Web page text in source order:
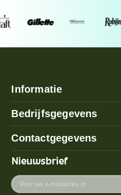
Informatie
Algemene voorwaarden
Betaalmethode
Verzenden
Klachten
Bedrijfsgegevens
Privacy Policy
Cookie Policy
Contactgegevens
Adres: Poeldijk (geen
Maandag - Vrijdag 09:00-17:00
Nieuwsbrief
Voer
uw